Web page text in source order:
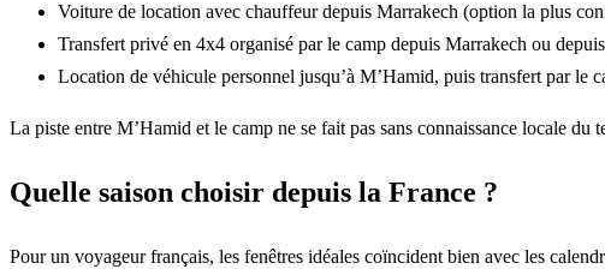
Voiture de location avec chauffeur depuis Marrakech (option la plus
Transfert privé en 4x4 organisé par le camp depuis Marrakech ou
Location de véhicule personnel jusqu’à M’Hamid, puis transfert par le
La piste entre M’Hamid et le camp ne se fait pas sans connaissance locale
Quelle saison choisir depuis la France ?
Pour un voyageur français, les fenêtres idéales coïncident bien avec les